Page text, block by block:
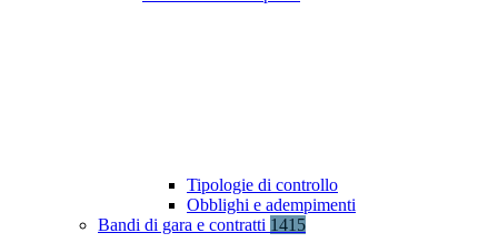
Tipologie di controllo
Obblighi e adempimenti
Bandi di gara e contratti 1415